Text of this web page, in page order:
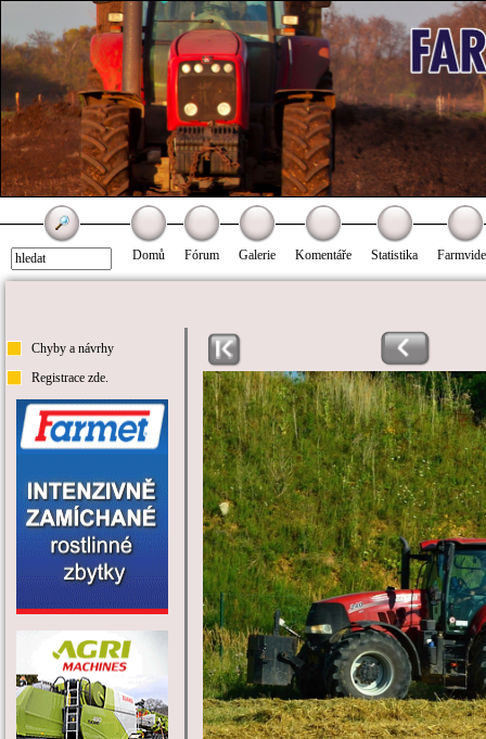
Domů Fórum Galerie Komentáře Statistika
Chyby a návrhy
Registrace zde.